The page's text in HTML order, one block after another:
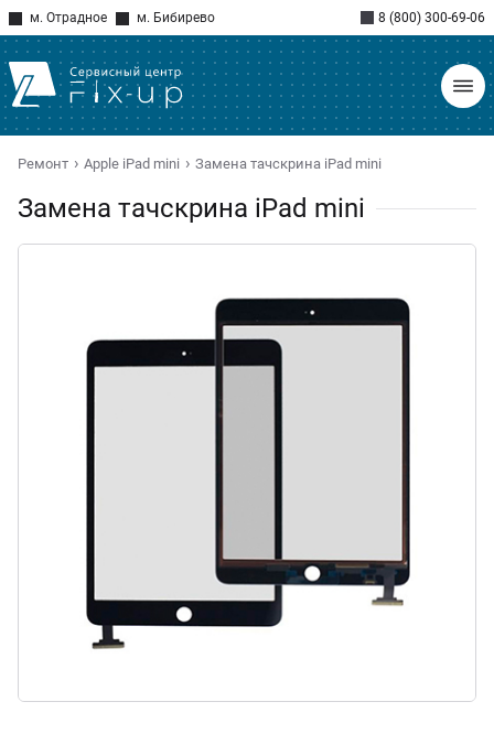
м. Отрадное м. Бибирево 8 (800) 300-69-06
Ремонт Apple iPad mini Замена тачскрина iPad mini
Замена тачскрина iPad mini